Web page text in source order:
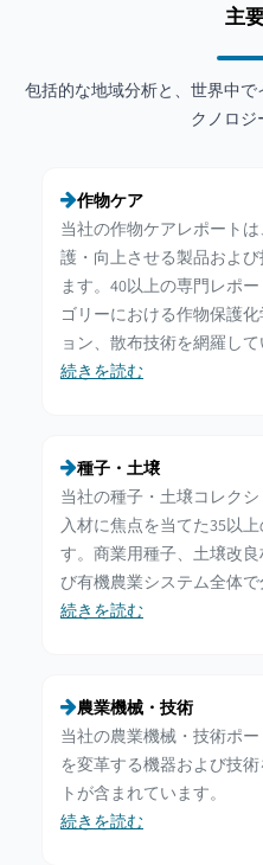
主
包括的な地域分析と、世界中
クノロジ
作物ケア
当社の作物ケアレポート
護・向上させる製品およ
ます。40以上の専門レポ
ゴリーにおける作物保護
ョン、散布技術を網羅して
続きを読む
種子・土壌
当社の種子・土壌コレク
入材に焦点を当てた35以
す。商業用種子、土壌改
び有機農業システム全体で
続きを読む
農業機械・技術
当社の農業機械・技術ポ
を変革する機器および技
トが含まれています。
続きを読む